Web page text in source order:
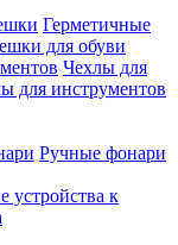
Герметичные
для обуви
Чехлы для
для инструментов
Ручные фонари
устройства к